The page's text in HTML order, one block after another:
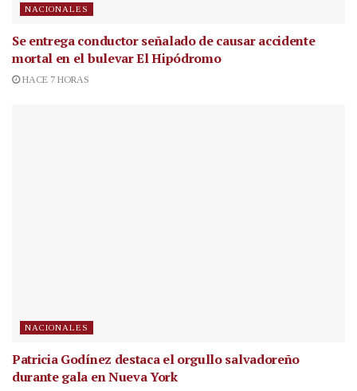
NACIONALES
Se entrega conductor señalado de causar accidente
mortal en el bulevar El Hipódromo
HACE 7 HORAS
NACIONALES
Patricia Godínez destaca el orgullo salvadoreño
durante gala en Nueva York